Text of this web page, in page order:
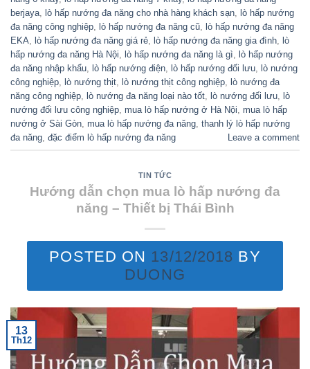
berjaya lò hấp nướng đa năng cho nhà hàng khách sạn lò hấp nướng
đa năng công nghiệp lò hấp nướng đa năng cũ lò hấp nướng đa năng
EKA lò hấp nướng đa năng giá rẻ lò hấp nướng đa năng gia đình lò
hấp nướng đa năng Hà Nội lò hấp nướng đa năng là gì lò hấp nướng
đa năng nhập khẩu lò hấp nướng điện lò hấp nướng đối lưu lò nướng
công nghiệp lò nướng thịt lò nướng thịt công nghiệp lò nướng đa
năng công nghiệp lò nướng đa năng loại nào tốt lò nướng đối lưu lò
nướng đối lưu công nghiệp mua lò hấp nướng ở Hà Nội mua lò hấp
nướng ở Sài Gòn mua lò hấp nướng đa năng thanh lý lò hấp nướng
đa năng đặc điểm lò hấp nướng đa năng Leave a comment
TIN TỨC
Hướng dẫn chọn mua lò hấp nướng đa
năng – Thiết bị Thái Bình
POSTED ON 13/12/2018 BY
DUONG
13
Th12